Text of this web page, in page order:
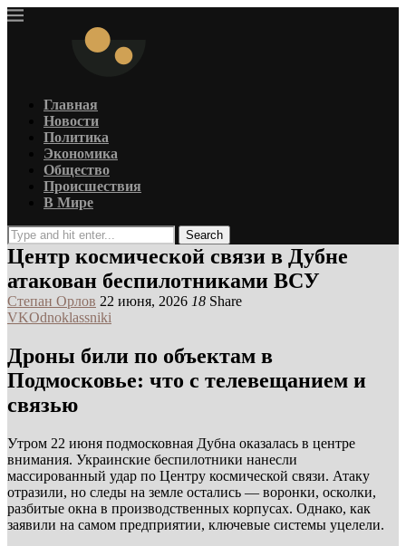
Главная
Новости
Политика
Экономика
Общество
Происшествия
В Мире
Search
Центр космической связи в Дубне
атакован беспилотниками ВСУ
Степан Орлов 22 июня, 2026 18 Share
VKOdnoklassniki
Дроны били по объектам в
Подмосковье: что с телевещанием и
связью
Утром 22 июня подмосковная Дубна оказалась в центре
внимания. Украинские беспилотники нанесли
массированный удар по Центру космической связи. Атаку
отразили, но следы на земле остались — воронки, осколки,
разбитые окна в производственных корпусах. Однако, как
заявили на самом предприятии, ключевые системы уцелели.